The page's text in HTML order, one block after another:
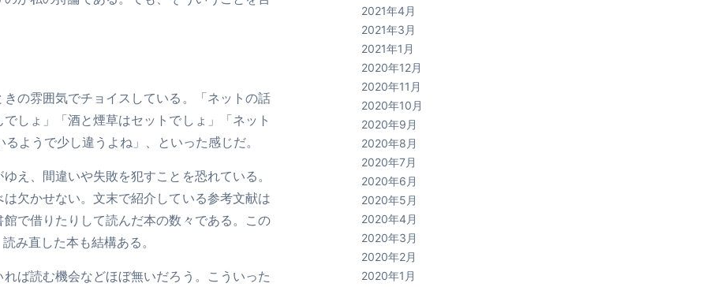
の雰囲気でチョイスしている。「ネットの話
しょ」「酒と煙草はセットでしょ」「ネット
ようで少し違うよね」、といった感じだ。
え、間違いや失敗を犯すことを恐れている。
欠かせない。文末で紹介している参考文献は
で借りたりして読んだ本の数々である。この
み直した本も結構ある。
ば読む機会などほぼ無いだろう。こういった
2021年4月
2021年3月
2021年1月
2020年12月
2020年11月
2020年10月
2020年9月
2020年8月
2020年7月
2020年6月
2020年5月
2020年4月
2020年3月
2020年2月
2020年1月